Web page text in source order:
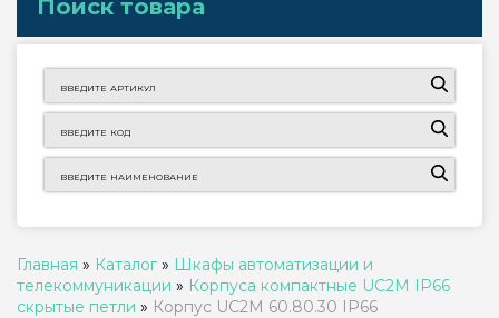
Поиск товара
Главная » Каталог » Шкафы автоматизации и
телекоммуникации » Корпуса компактные UC2M IP66
скрытые петли » Корпус UC2М 60.80.30 IP66